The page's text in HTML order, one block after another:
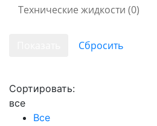
Технические жидкости (0)
Сортировать:
все
Все